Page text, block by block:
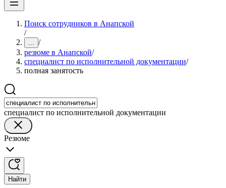
Поиск сотрудников в Анапской
/
... /
резюме в Анапской/
специалист по исполнительной документации/
полная занятость
специалист по исполнительной документации
Резюме
Найти